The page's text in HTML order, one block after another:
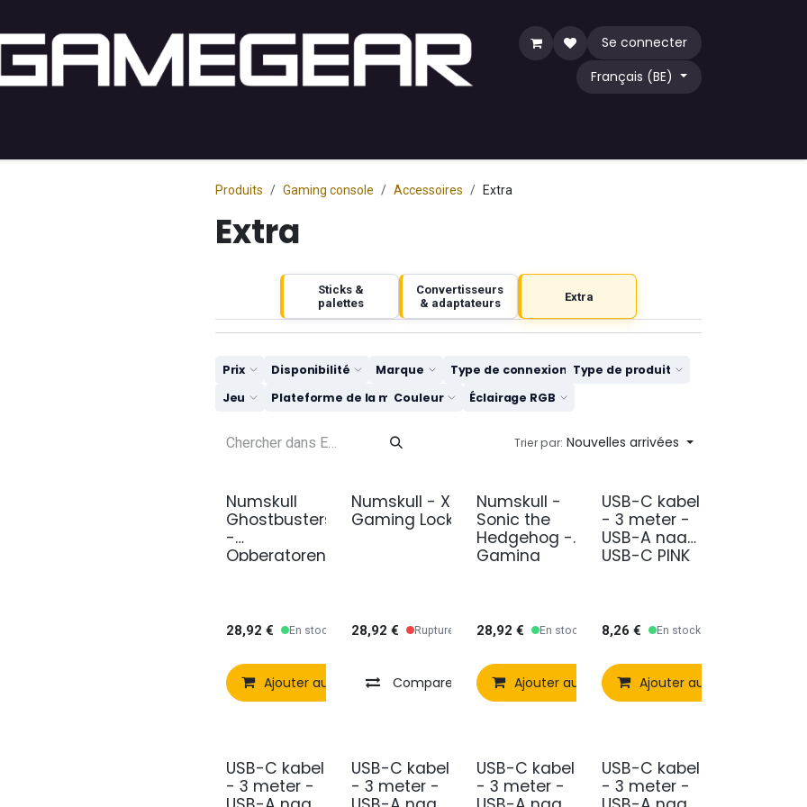
Se connecter
Français (BE)
Produits Gaming console Accessoires Extra
Extra
Sticks &
palettes
Convertisseurs
& adaptateurs
Extra
Prix Disponibilité Marque Type de connexion de la manette
Type de produit
Jeu
Plateforme de la manette
Couleur Éclairage RGB
Trier par: Nouvelles arrivées
Numskull
Ghostbusters
-
Opbergtoren
Koptelefoon
28,92 € En stock
Ajouter au panier Comparer Ajouter à la liste de souhaits
Numskull - Xbox
Gaming Locker
28,92 € Rupture de stock
Comparer Ajouter à la liste de souhaits
Numskull -
Sonic the
Hedgehog -
Gaming
28,92 € En stock
Ajouter au panier Comparer
USB-C kabel
- 3 meter -
USB-A naar
USB-C PINK
8,26 € En stock
Ajouter au panier
USB-C kabel
- 3 meter -
USB-C kabel
- 3 meter -
USB-C kabel
- 3 meter -
USB-C kabel
- 3 meter -